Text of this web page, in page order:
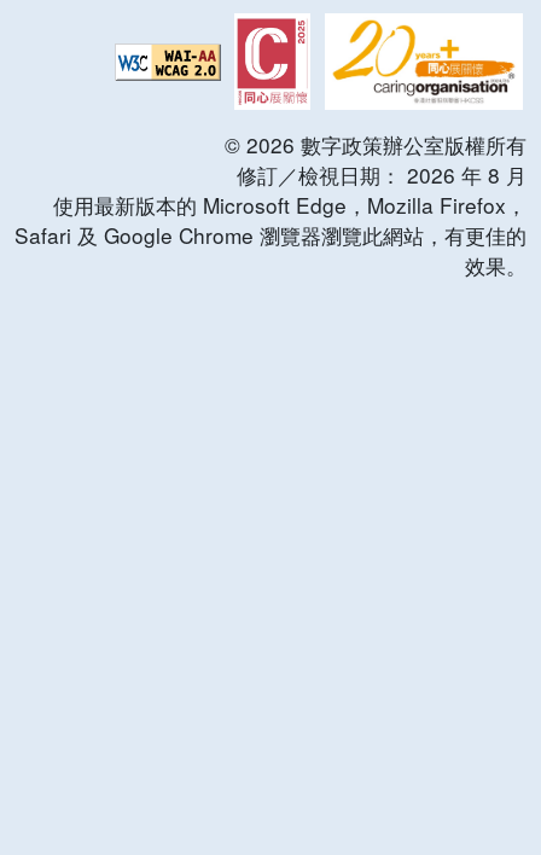
© 2026 數字政策辦公室版權所有
修訂／檢視日期： 2026 年 8 月
使用最新版本的 Microsoft Edge，Mozilla Firefox，
Safari 及 Google Chrome 瀏覽器瀏覽此網站，有更佳的
效果。